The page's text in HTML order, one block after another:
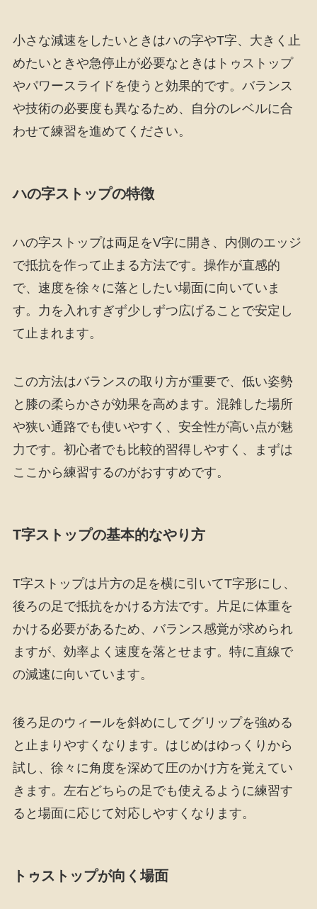
小さな減速をしたいときはハの字やT字、大きく止
めたいときや急停止が必要なときはトゥストップ
やパワースライドを使うと効果的です。バランス
や技術の必要度も異なるため、自分のレベルに合
わせて練習を進めてください。
ハの字ストップの特徴
ハの字ストップは両足をV字に開き、内側のエッジ
で抵抗を作って止まる方法です。操作が直感的
で、速度を徐々に落としたい場面に向いていま
す。力を入れすぎず少しずつ広げることで安定し
て止まれます。
この方法はバランスの取り方が重要で、低い姿勢
と膝の柔らかさが効果を高めます。混雑した場所
や狭い通路でも使いやすく、安全性が高い点が魅
力です。初心者でも比較的習得しやすく、まずは
ここから練習するのがおすすめです。
T字ストップの基本的なやり方
T字ストップは片方の足を横に引いてT字形にし、
後ろの足で抵抗をかける方法です。片足に体重を
かける必要があるため、バランス感覚が求められ
ますが、効率よく速度を落とせます。特に直線で
の減速に向いています。
後ろ足のウィールを斜めにしてグリップを強める
と止まりやすくなります。はじめはゆっくりから
試し、徐々に角度を深めて圧のかけ方を覚えてい
きます。左右どちらの足でも使えるように練習す
ると場面に応じて対応しやすくなります。
トゥストップが向く場面